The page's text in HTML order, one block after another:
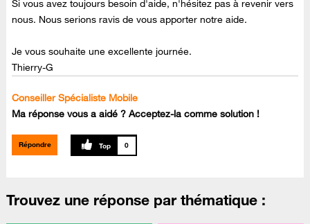
Si vous avez toujours besoin d'aide, n'hésitez pas à revenir vers
nous. Nous serions ravis de vous apporter notre aide.
Je vous souhaite une excellente journée.
Thierry-G
Conseiller Spécialiste Mobile
Ma réponse vous a aidé ? Acceptez-la comme solution !
Répondre 0
Trouvez une réponse par thématique :